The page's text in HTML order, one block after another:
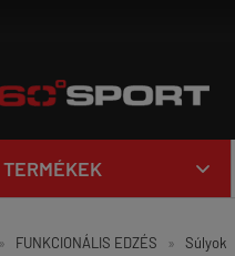
TERMÉKEK 
» FUNKCIONÁLIS EDZÉS » Súlyok